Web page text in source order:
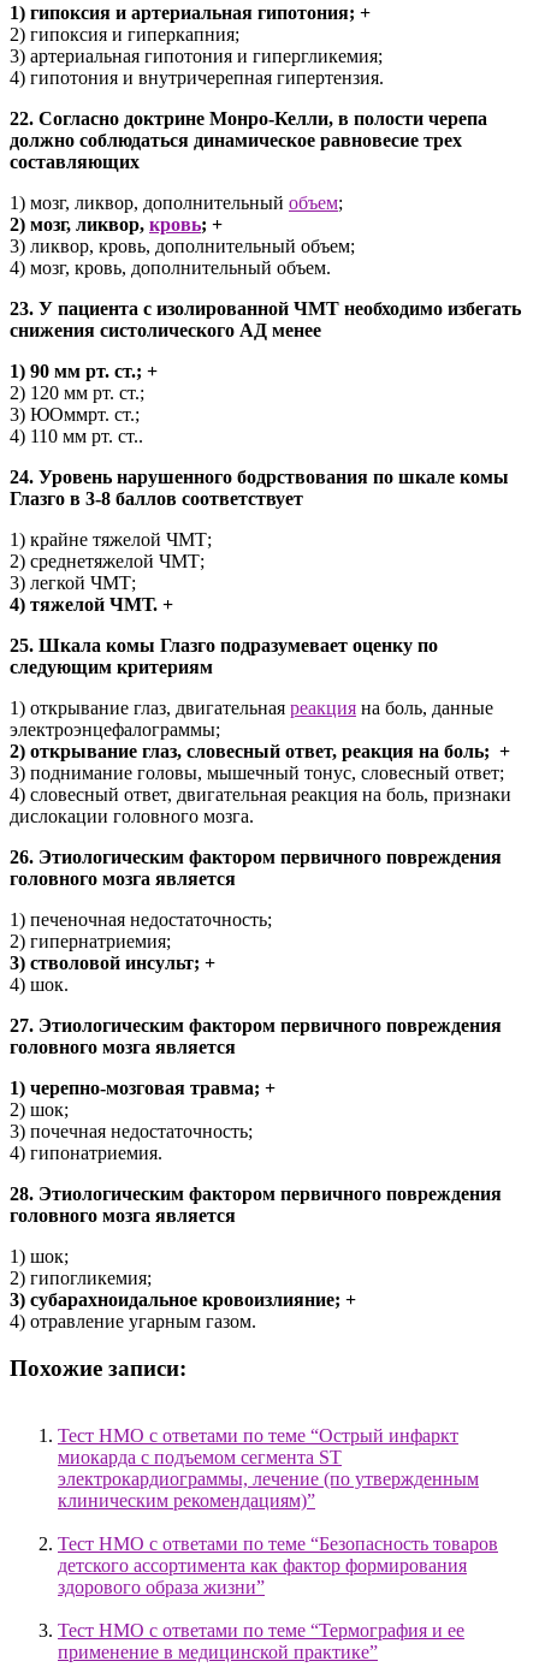
1) гипоксия и артериальная гипотония; +
2) гипоксия и гиперкапния;
3) артериальная гипотония и гипергликемия;
4) гипотония и внутричерепная гипертензия.
22. Согласно доктрине Монро-Келли, в полости черепа
должно соблюдаться динамическое равновесие трех
составляющих
1) мозг, ликвор, дополнительный объем;
2) мозг, ликвор, кровь; +
3) ликвор, кровь, дополнительный объем;
4) мозг, кровь, дополнительный объем.
23. У пациента с изолированной ЧМТ необходимо избегать
снижения систолического АД менее
1) 90 мм рт. ст.; +
2) 120 мм рт. ст.;
3) ЮОммрт. ст.;
4) 110 мм рт. ст..
24. Уровень нарушенного бодрствования по шкале комы
Глазго в 3-8 баллов соответствует
1) крайне тяжелой ЧМТ;
2) среднетяжелой ЧМТ;
3) легкой ЧМТ;
4) тяжелой ЧМТ. +
25. Шкала комы Глазго подразумевает оценку по
следующим критериям
1) открывание глаз, двигательная реакция на боль, данные
электроэнцефалограммы;
2) открывание глаз, словесный ответ, реакция на боль; +
3) поднимание головы, мышечный тонус, словесный ответ;
4) словесный ответ, двигательная реакция на боль, признаки
дислокации головного мозга.
26. Этиологическим фактором первичного повреждения
головного мозга является
1) печеночная недостаточность;
2) гипернатриемия;
3) стволовой инсульт; +
4) шок.
27. Этиологическим фактором первичного повреждения
головного мозга является
1) черепно-мозговая травма; +
2) шок;
3) почечная недостаточность;
4) гипонатриемия.
28. Этиологическим фактором первичного повреждения
головного мозга является
1) шок;
2) гипогликемия;
3) субарахноидальное кровоизлияние; +
4) отравление угарным газом.
Похожие записи:
Тест НМО с ответами по теме “Острый инфаркт
миокарда с подъемом сегмента ST
электрокардиограммы, лечение (по утвержденным
клиническим рекомендациям)”
Тест НМО с ответами по теме “Безопасность товаров
детского ассортимента как фактор формирования
здорового образа жизни”
Тест НМО с ответами по теме “Термография и ее
применение в медицинской практике”